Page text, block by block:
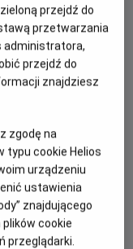
Nabil
Emanujący
kobiety,
i siebie.
Gdy zostaje
się z tym
bolesną
nowym
się miejsce
przejdź do
przetwarzania
administratora,
przejdź do
znajdziesz
zgodę na
typu cookie Helios
urządzeniu
ustawienia
znajdującego
cookie
przeglądarki.